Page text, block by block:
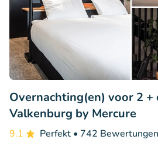
Overnachting(en) voor 2
Valkenburg by Mercure
9.1 Perfekt • 742 Bewertungen